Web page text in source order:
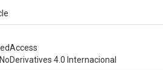
4.0 Internacional